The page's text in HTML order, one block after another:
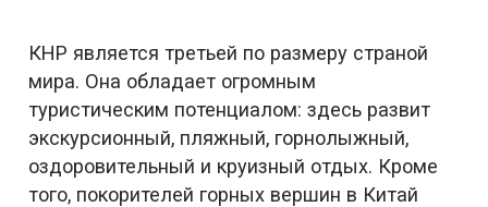
КНР является третьей по размеру страной
мира. Она обладает огромным
туристическим потенциалом: здесь развит
экскурсионный, пляжный, горнолыжный,
оздоровительный и круизный отдых. Кроме
того, покорителей горных вершин в Китай